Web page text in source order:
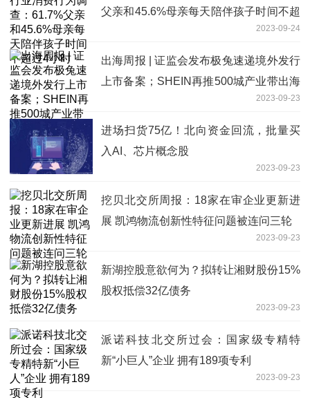
父亲和45.6%母亲每天陪伴孩子时间不超
2023-09-24
出海周报 | 证监会发布极兔速递境外发行
上市备案；SHEIN再推500城产业带出海
2023-09-23
进场扫货75亿！北向资金回流，批量买
入AI、芯片概念股
2023-09-23
挖贝北交所周报：18家在审企业更新进
展 凯鸿物流创新性特征问题被连问三轮
2023-09-23
新湖控股意欲何为？拟转让湘财股份15%
股权抵偿32亿债务
2023-09-23
派诺科技北交所过会：国家级专精特
新“小巨人”企业 拥有189项专利
2023-09-23